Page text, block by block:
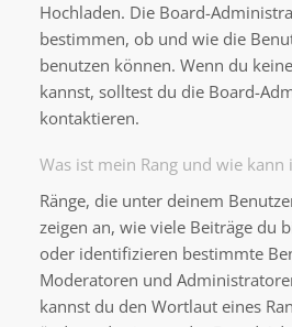
Hochladen. Die Board-
bestimmen, ob und wie die
benutzen können. Wenn du
kannst, solltest du die Board-
kontaktieren.
Was ist mein Rang und wie kann
Ränge, die unter deinem
zeigen an, wie viele Beiträge du
oder identifizieren bestimmte
Moderatoren und
kannst du den Wortlaut eines